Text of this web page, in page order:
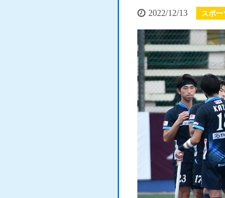
2022/12/13 スポ